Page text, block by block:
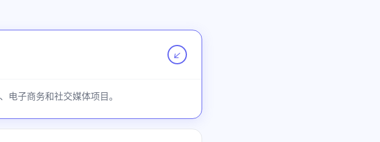
↗
电子商务和社交媒体项目。